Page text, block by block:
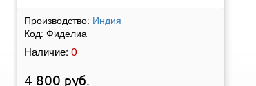
Производство: Индия
Код: Фиделиа
Наличие: 0
4 800 руб.